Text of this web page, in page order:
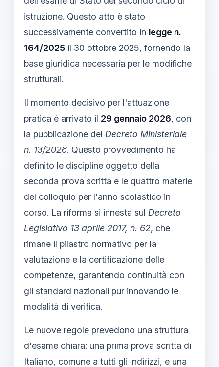
istruzione. Questo atto è stato
successivamente convertito in legge n.
164/2025 il 30 ottobre 2025, fornendo la
base giuridica necessaria per le modifiche
strutturali.
Il momento decisivo per l'attuazione
pratica è arrivato il 29 gennaio 2026, con
la pubblicazione del Decreto Ministeriale
n. 13/2026. Questo provvedimento ha
definito le discipline oggetto della
seconda prova scritta e le quattro materie
del colloquio per l'anno scolastico in
corso. La riforma si innesta sul Decreto
Legislativo 13 aprile 2017, n. 62, che
rimane il pilastro normativo per la
valutazione e la certificazione delle
competenze, garantendo continuità con
gli standard nazionali pur innovando le
modalità di verifica.
Le nuove regole prevedono una struttura
d'esame chiara: una prima prova scritta di
Italiano, comune a tutti gli indirizzi, e una